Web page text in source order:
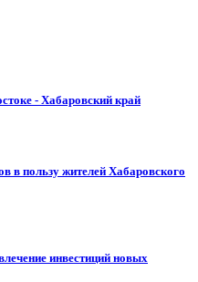
- Хабаровский край
в пользу жителей Хабаровского
инвестиций новых